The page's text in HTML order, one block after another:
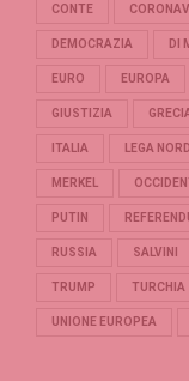
CONTE
DEMOCRAZIA DI
EURO EUROPA
GIUSTIZIA
ITALIA LEGA NORD
MERKEL
PUTIN
RUSSIA SALVINI
TRUMP TURCHIA
UNIONE EUROPEA